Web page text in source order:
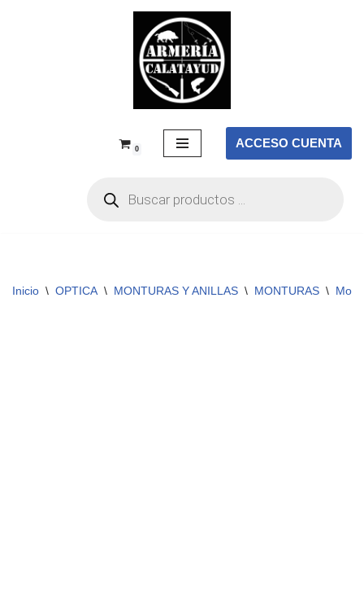
0 ACCESO CUENTA
Inicio \ OPTICA \ MONTURAS Y ANILLAS \ MONTURAS \